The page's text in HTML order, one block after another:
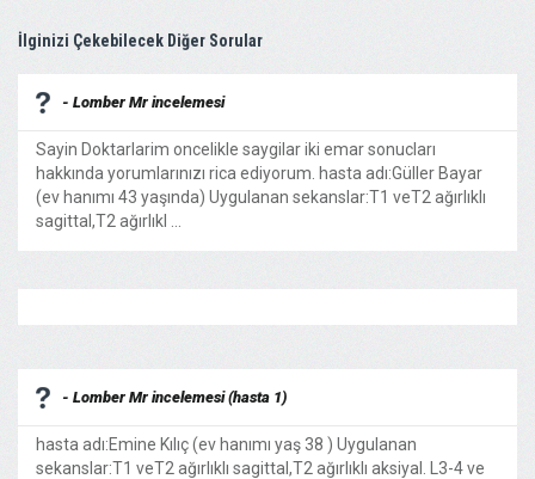
İlginizi Çekebilecek Diğer Sorular
- Lomber Mr incelemesi
Sayin Doktarlarim oncelikle saygilar iki emar sonucları
hakkında yorumlarınızı rica ediyorum. hasta adı:Güller Bayar
(ev hanımı 43 yaşında) Uygulanan sekanslar:T1 veT2 ağırlıklı
sagittal,T2 ağırlıkl ...
- Lomber Mr incelemesi (hasta 1)
hasta adı:Emine Kılıç (ev hanımı yaş 38 ) Uygulanan
sekanslar:T1 veT2 ağırlıklı sagittal,T2 ağırlıklı aksiyal. L3-4 ve